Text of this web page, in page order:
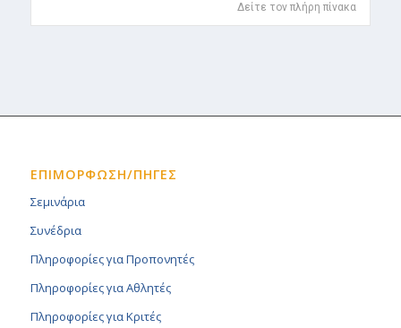
Δείτε τον πλήρη πίνακα
ΕΠΙΜΟΡΦΩΣΗ/ΠΗΓΕΣ
Σεμινάρια
Συνέδρια
Πληροφορίες για Προπονητές
Πληροφορίες για Αθλητές
Πληροφορίες για Κριτές